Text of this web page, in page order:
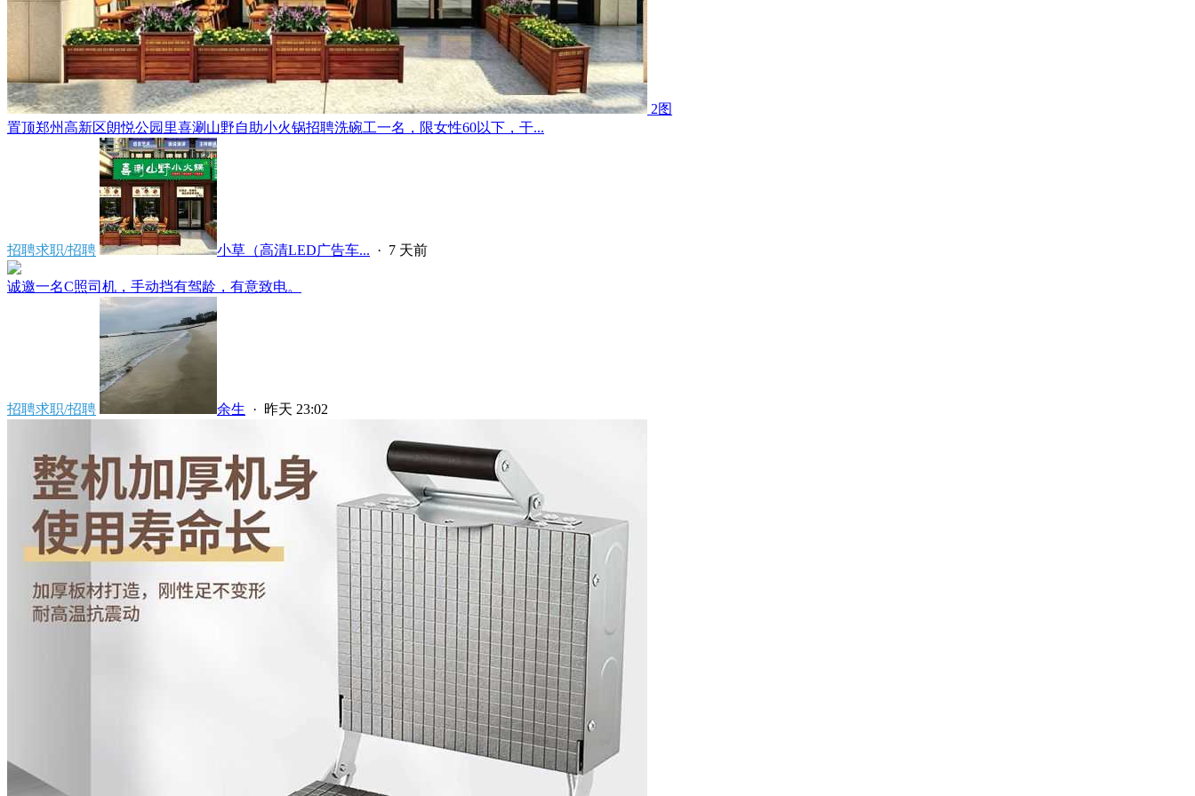
2图
置顶郑州高新区朗悦公园里喜涮山野自助小火锅招聘洗碗工一名，限女性60以下，干...
招聘求职/招聘 小草（高清LED广告车... · 7 天前
诚邀一名C照司机，手动挡有驾龄，有意致电。
招聘求职/招聘 余生 · 昨天 23:02